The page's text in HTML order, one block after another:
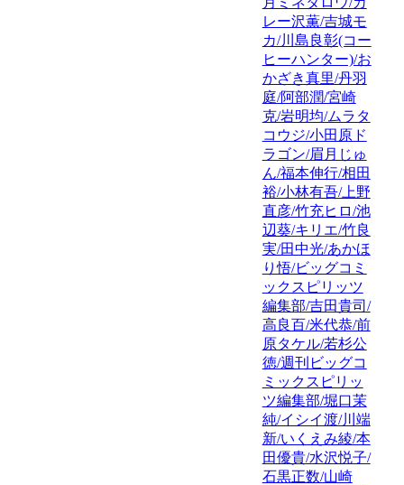
レー沢薫/吉城モ
カ/川島良彰(コー
ヒーハンター)/お
かざき真里/丹羽
庭/阿部潤/宮崎
克/岩明均/ムラタ
コウジ/小田原ド
ラゴン/眉月じゅ
ん/福本伸行/相田
裕/小林有吾/上野
直彦/竹充ヒロ/池
辺葵/キリエ/竹良
実/田中光/あかほ
り悟/ビッグコミ
ックスピリッツ
編集部/吉田貴司/
高良百/米代恭/前
原タケル/若杉公
徳/週刊ビッグコ
ミックスピリッ
ツ編集部/堀口茉
純/イシイ渡/川端
新/いくえみ綾/本
田優貴/水沢悦子/
石黒正数/山崎